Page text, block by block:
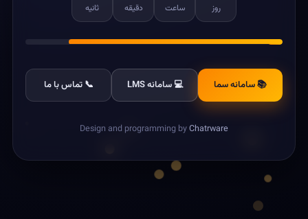
روز ساعت دقیقه ثانیه
📚 سامانه سما 💻 سامانه LMS 📞 تماس با ما
Design and programming byChatrware